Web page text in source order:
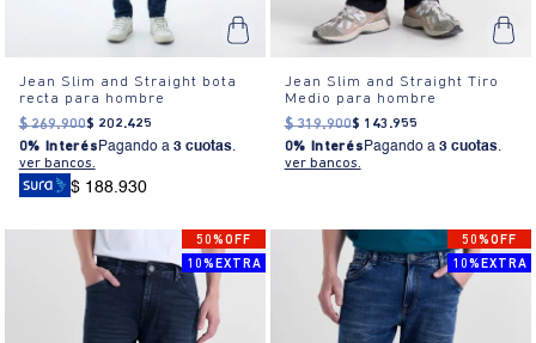
Jean Slim and Straight bota
recta para hombre
$ 269.900$ 202.425
0% Interés Pagando a 3 cuotas.
ver bancos.
$ 188.930
Jean Slim and Straight Tiro
Medio para hombre
$ 319.900$ 143 .955
0% Interés Pagando a 3 cuotas.
ver bancos.
50%OFF
10%EXTRA
50%OFF
10%EXTRA